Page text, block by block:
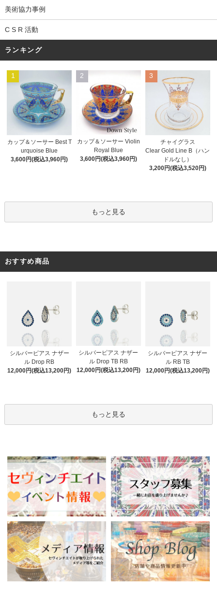
美術協力事例
C S R 活動
ランキング
1
カップ＆ソーサー Best T
urquoise Blue
3,600円(税込3,960円)
2
カップ＆ソーサー Violin
Royal Blue
3,600円(税込3,960円)
3
チャイグラス
Clear Gold Line B（ハン
ドルなし）
3,200円(税込3,520円)
もっと見る
おすすめ商品
シルバーピアス ナザー
ル Drop RB
12,000円(税込13,200円)
シルバーピアス ナザー
ル Drop TB RB
12,000円(税込13,200円)
シルバーピアス ナザー
ル RB TB
12,000円(税込13,200円)
もっと見る